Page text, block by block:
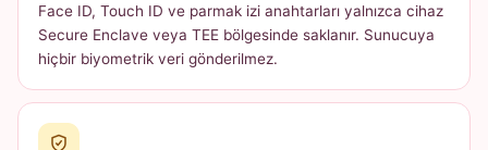
Face ID, Touch ID ve parmak izi anahtarları yalnızca cihaz
Secure Enclave veya TEE bölgesinde saklanır. Sunucuya
hiçbir biyometrik veri gönderilmez.